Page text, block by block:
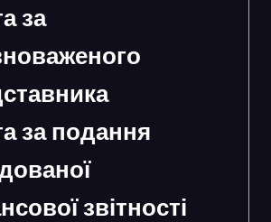
за
за подання
звітності